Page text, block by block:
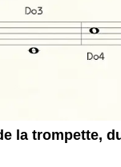
la trompette,